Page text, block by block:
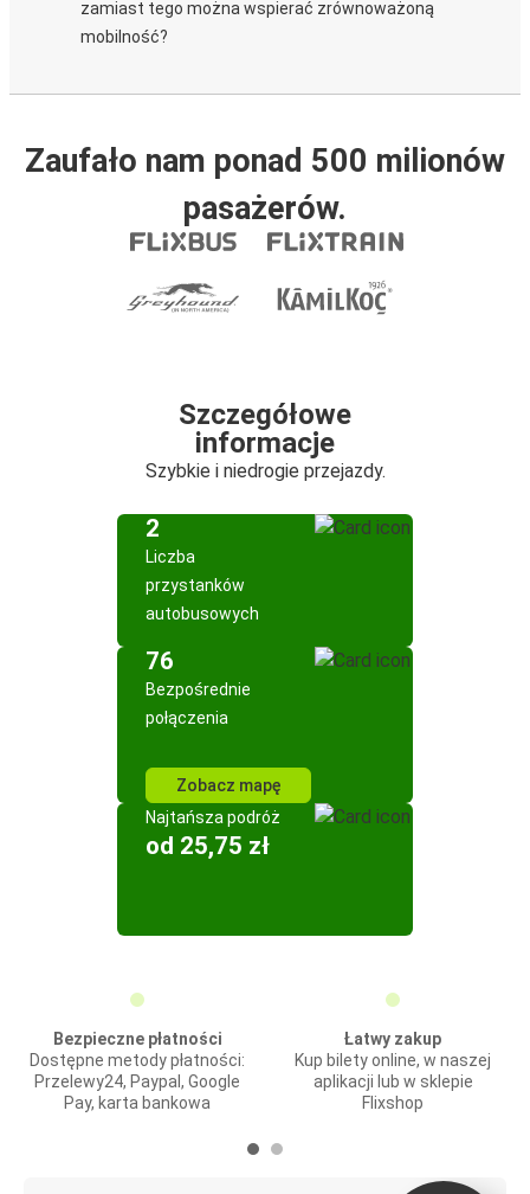
zamiast tego można wspierać zrównoważoną
mobilność?
Zaufało nam ponad 500 milionów
pasażerów.
Szczegółowe
informacje
Szybkie i niedrogie przejazdy.
2
Liczba
przystanków
autobusowych
76
Bezpośrednie
połączenia
Zobacz mapę
Najtańsza podróż
od 25,75 zł
Bezpieczne płatności
Dostępne metody płatności:
Przelewy24, Paypal, Google
Pay, karta bankowa
Łatwy zakup
Kup bilety online, w naszej
aplikacji lub w sklepie
Flixshop